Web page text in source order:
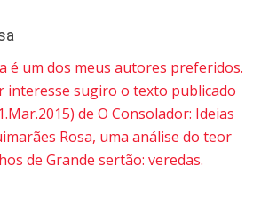
é um dos meus autores preferidos.
interesse sugiro o texto publicado
de O Consolador: Ideias
Rosa, uma análise do teor
de Grande sertão: veredas.